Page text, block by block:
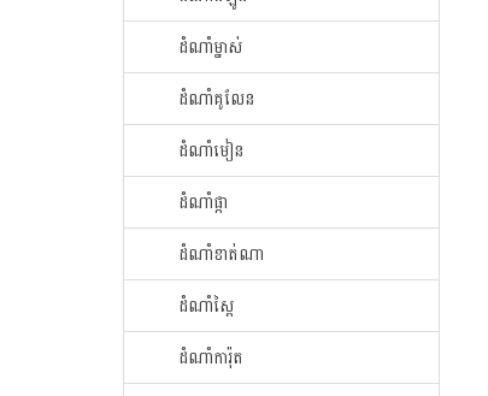
ដំណាំ​ម្នាស់​
ដំណាំ​គូលែន​
ដំណាំ​មៀន​
ដំណាំ​ផ្កា​
ដំណាំ​ខាត់ណា
ដំណាំ​ស្ពៃ​
ដំណាំ​ការ៉ុត